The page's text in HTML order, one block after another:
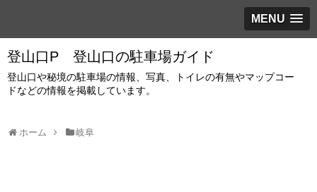
MENU
登山口P 登山口の駐車場ガイド
登山口や秘境の駐車場の情報、写真、トイレの有無やマップコー
ドなどの情報を掲載しています。
ホーム 岐阜